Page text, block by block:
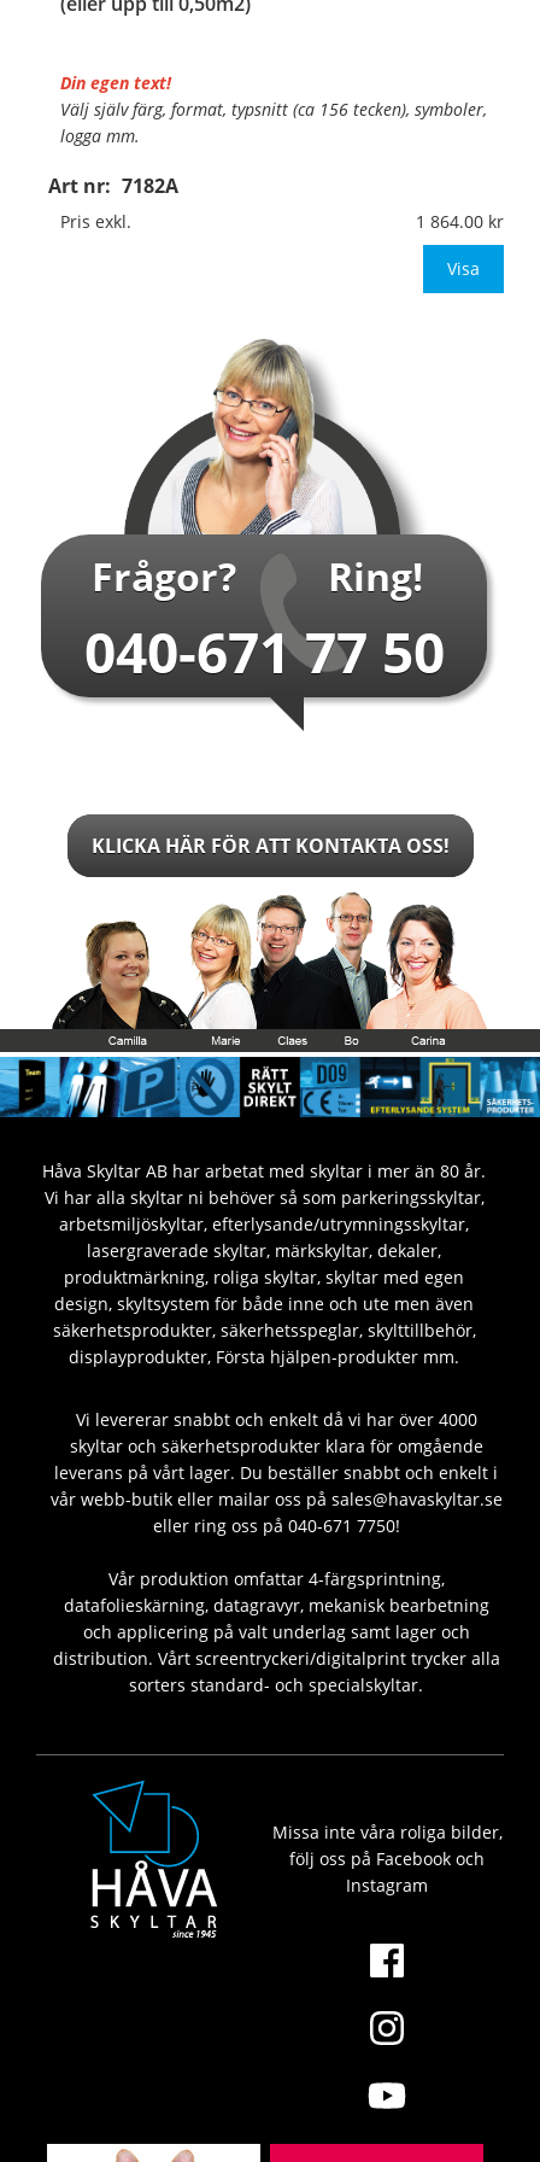
Art nr: 7182A
Din egen text!
Välj själv färg, format, typsnitt (ca 156 tecken), symboler,
logga mm.
Material:Plan aluminium, 0,7mm (väggmontage)
Mått:841x594mm (eller annat mått upp till 0,50m²)
Pris exkl. 1 864.00
Visa
Frågor? Ring!
040-671 77 50
KLICKA HÄR FÖR ATT KONTAKTA OSS!
Håva Skyltar AB har arbetat med skyltar i mer än 80 år.
Vi har alla skyltar ni behöver så som parkeringsskyltar,
arbetsmiljöskyltar, efterlysande/utrymningsskyltar,
lasergraverade skyltar, märkskyltar, dekaler,
produktmärkning, roliga skyltar, skyltar med egen
design, skyltsystem för både inne och ute men även
säkerhetsprodukter, säkerhetsspeglar, skylttillbehör,
displayprodukter, Första hjälpen-produkter mm.
Vi levererar snabbt och enkelt då vi har över 4000
skyltar och säkerhetsprodukter klara för omgående
leverans på vårt lager. Du beställer snabbt och enkelt i
vår webb-butik eller mailar oss på sales@havaskyltar.se
eller ring oss på 040-671 7750!
Vår produktion omfattar 4-färgsprintning,
datafolieskärning, datagravyr, mekanisk bearbetning
och applicering på valt underlag samt lager och
distribution. Vårt screentryckeri/digitalprint trycker alla
sorters standard- och specialskyltar.
Missa inte våra roliga bilder,
följ oss på Facebook och
Instagram